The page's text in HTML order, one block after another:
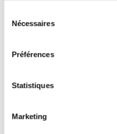
Nécessaires
Préférences
Statistiques
Marketing
+